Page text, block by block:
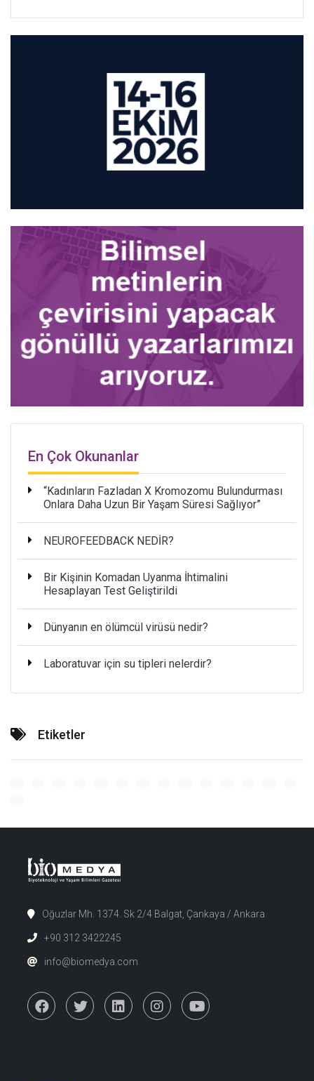
En Çok Okunanlar
“Kadınların Fazladan X Kromozomu Bulundurması
Onlara Daha Uzun Bir Yaşam Süresi Sağlıyor”
NEUROFEEDBACK NEDİR?
Bir Kişinin Komadan Uyanma İhtimalini
Hesaplayan Test Geliştirildi
Dünyanın en ölümcül virüsü nedir?
Laboratuvar için su tipleri nelerdir?
Etiketler
Oğuzlar Mh. 1374. Sk 2/4 Balgat, Çankaya / Ankara
+90 312 3422245
info@biomedya.com